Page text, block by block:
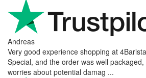
Andreas
Very good experience shopping at
Special, and the order was well
worries about potential damag ...